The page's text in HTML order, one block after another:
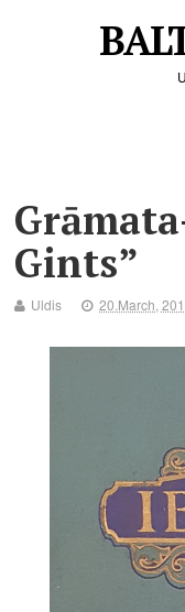
Gints”
Uldis 20.March,